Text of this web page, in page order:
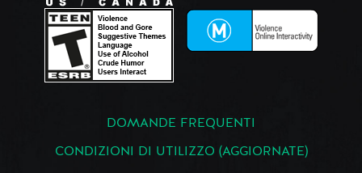
DOMANDE FREQUENTI
CONDIZIONI DI UTILIZZO (AGGIORNATE)